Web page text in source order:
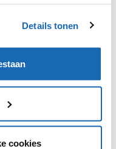
Details tonen
cookies